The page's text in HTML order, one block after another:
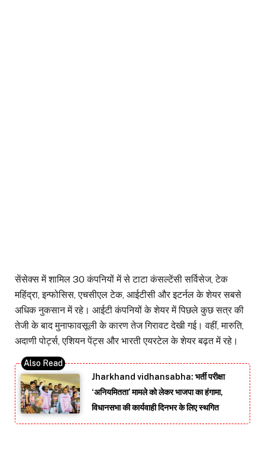
सेंसेक्स में शामिल 30 कंपनियों में से टाटा कंसल्टेंसी सर्विसेज, टेक
महिंद्रा, इन्फोसिस, एचसीएल टेक, आईटीसी और इटर्नल के शेयर सबसे
अधिक नुकसान में रहे। आईटी कंपनियों के शेयर में पिछले कुछ सत्र की
तेजी के बाद मुनाफावसूली के कारण तेज गिरावट देखी गई। वहीं, मारुति,
अदाणी पोर्ट्स, एशियन पेंट्स और भारती एयरटेल के शेयर बढ़त में रहे।
Jharkhand vidhansabha: भर्ती परीक्षा
‘अनियमितता’ मामले को लेकर भाजपा का हंगामा,
विधानसभा की कार्यवाही दिनभर के लिए स्थगित